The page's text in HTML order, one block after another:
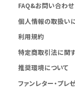
FAQ&お問い合わせ
個人情報の取扱い
利用規約
特定商取引法に関
推奨環境について
ファンレター・プレ